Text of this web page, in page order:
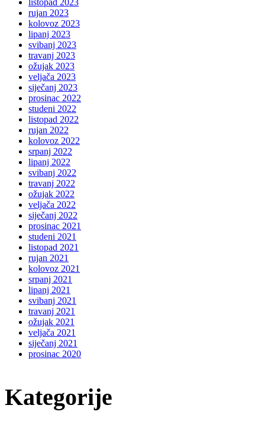
listopad 2023
rujan 2023
kolovoz 2023
lipanj 2023
svibanj 2023
travanj 2023
ožujak 2023
veljača 2023
siječanj 2023
prosinac 2022
studeni 2022
listopad 2022
rujan 2022
kolovoz 2022
srpanj 2022
lipanj 2022
svibanj 2022
travanj 2022
ožujak 2022
veljača 2022
siječanj 2022
prosinac 2021
studeni 2021
listopad 2021
rujan 2021
kolovoz 2021
srpanj 2021
lipanj 2021
svibanj 2021
travanj 2021
ožujak 2021
veljača 2021
siječanj 2021
prosinac 2020
Kategorije